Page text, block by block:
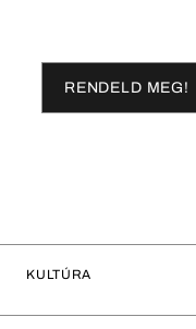
RENDELD MEG!
KULTÚRA